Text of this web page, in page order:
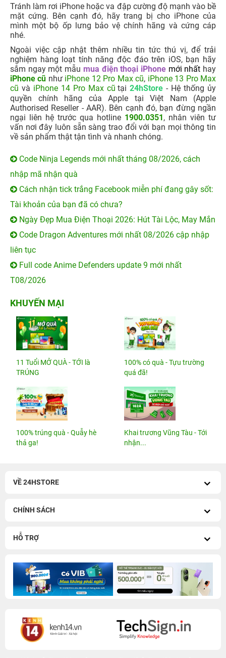
Tránh làm rơi iPhone hoặc va đập cường độ mạnh vào bề
mặt cứng. Bên cạnh đó, hãy trang bị cho iPhone của
mình một bộ ốp lưng bảo vệ chính hãng và cứng cáp
nhé.
Ngoài việc cập nhật thêm nhiều tin tức thú vị, để trải
nghiệm hàng loạt tính năng độc đáo trên iOS, bạn hãy
sắm ngay một mẫu mua điện thoại iPhone mới nhất hay
iPhone cũ như iPhone 12 Pro Max cũ, iPhone 13 Pro Max
cũ và iPhone 14 Pro Max cũ tại24hStore- Hệ thống ủy
quyền chính hãng của Apple tại Việt Nam (Apple
Authorised Reseller - AAR). Bên cạnh đó, bạn đừng ngần
ngại liên hệ trước qua hotline 1900.0351 , nhân viên tư
vấn nơi đây luôn sẵn sàng trao đổi với bạn mọi thông tin
về sản phẩm thật tận tình và nhanh chóng.
Code Ninja Legends mới nhất tháng 08/2026, cách
nhập mã nhận quà
Cách nhận tick trắng Facebook miễn phí đang gây sốt:
Tài khoản của bạn đã có chưa?
Ngày Đẹp Mua Điện Thoại 2026: Hút Tài Lộc, May Mắn
Code Dragon Adventures mới nhất 08/2026 cập nhập
liên tục
Full code Anime Defenders update 9 mới nhất
T08/2026
KHUYẾN MẠI
11 Tuổi MỞ QUÀ - TỚI là
TRÚNG
100% có quà - Tựu trường
quá đã!
100% trúng quà - Quẫy hè
thả ga!
Khai trương Vũng Tàu - Tới
nhận...
VỀ 24HSTORE
CHÍNH SÁCH
HỖ TRỢ